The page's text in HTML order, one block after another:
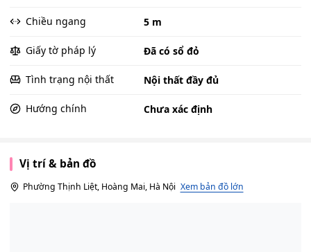
Chiều ngang 5 m
Giấy tờ pháp lý Đã có sổ đỏ
Tình trạng nội thất Nội thất đầy đủ
Hướng chính Chưa xác định
Vị trí & bản đồ
Phường Thịnh Liệt, Hoàng Mai, Hà Nội Xem bản đồ lớn